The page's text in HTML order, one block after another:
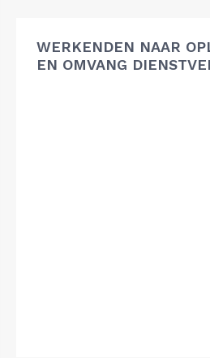
WERKENDEN NAAR
EN OMVANG